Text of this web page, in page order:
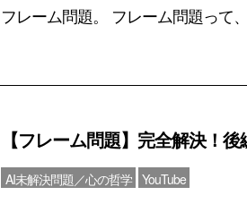
フレーム問題。 フレーム問題って
【フレーム問題】完全解決！後
AI未解決問題／心の哲学 YouTube